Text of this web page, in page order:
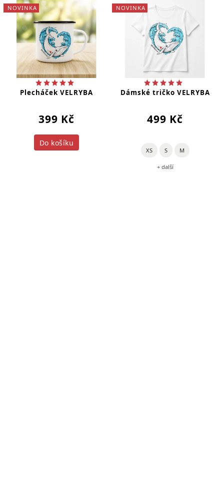
NOVINKA
Plecháček VELRYBA
399 Kč
Do košíku
NOVINKA
Dámské tričko VELRYBA
499 Kč
XS S M
+ další